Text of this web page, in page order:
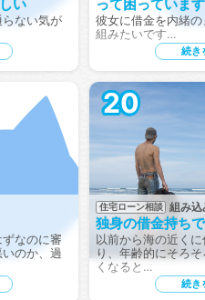
い
ない気が
って困っています
彼女に借金を内緒
組みたいです…
続き
なのに審
のか、過
20
住宅ローン相談 組み
独身の借金持ち
以前から海の近く
り、年齢的にそろ
くなると…
続き